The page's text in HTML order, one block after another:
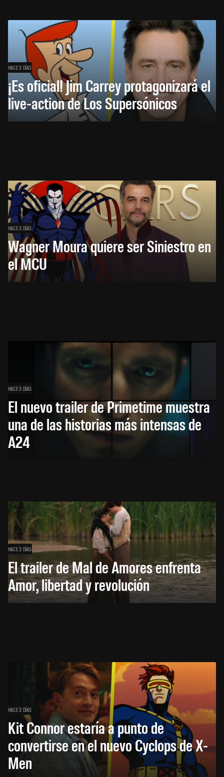
HACE 3 DÍAS
¡Es oficial! Jim Carrey protagonizará el
live-action de Los Supersónicos
HACE 3 DÍAS
Wagner Moura quiere ser Siniestro en
el MCU
HACE 3 DÍAS
El nuevo trailer de Primetime muestra
una de las historias más intensas de
A24
HACE 3 DÍAS
El trailer de Mal de Amores enfrenta
Amor, libertad y revolución
HACE 3 DÍAS
Kit Connor estaría a punto de
convertirse en el nuevo Cyclops de X-
Men